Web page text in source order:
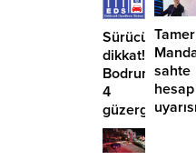
Sürücüler
dikkat!
Bodrum’da
4
güzergahta
EDS
başlıyor
Tamer
sahte
hesap